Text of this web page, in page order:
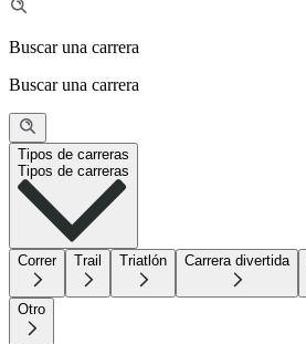
Buscar una carrera
Buscar una carrera
Tipos de carreras
Tipos de carreras
Correr Trail Triatlón Carrera divertida
Otro